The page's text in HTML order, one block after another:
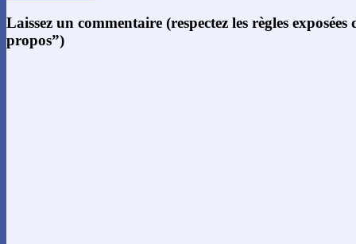
Laissez un commentaire (respectez les règles
propos”)